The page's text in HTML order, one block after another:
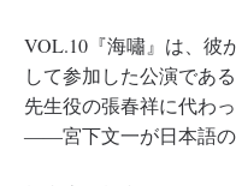
VOL.10『海嘯』は、彼
して参加した公演であ
先生役の張春祥に代わ
――宮下文一が日本語の